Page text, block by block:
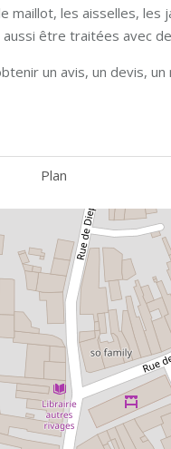
maillot, les aisselles, les
être traitées avec
un avis, un devis,
Plan